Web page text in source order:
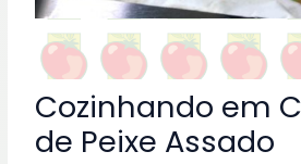
Cozinhando em
de Peixe Assado